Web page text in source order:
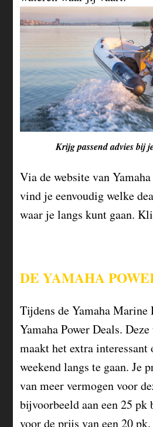
Krijg passend advies bij
Via de website van
vind je eenvoudig welke
waar je langs kunt gaan.
DE YAMAHA
Tijdens de Yamaha Marine
Yamaha Power Deals.
maakt het extra
weekend langs te gaan. Je
van meer vermogen voor
bijvoorbeeld aan een 25
voor de prijs van een 20